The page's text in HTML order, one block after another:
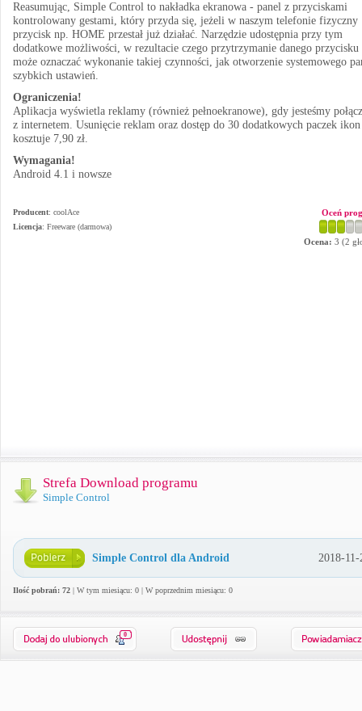
Reasumując, Simple Control to nakładka ekranowa - panel z przyciskami
kontrolowany gestami, który przyda się, jeżeli w naszym telefonie fizyczny
przycisk np. HOME przestał już działać. Narzędzie udostępnia przy tym
dodatkowe możliwości, w rezultacie czego przytrzymanie danego przycisku
może oznaczać wykonanie takiej czynności, jak otworzenie systemowego
szybkich ustawień.
Ograniczenia!
Aplikacja wyświetla reklamy (również pełnoekranowe), gdy jesteśmy
z internetem. Usunięcie reklam oraz dostęp do 30 dodatkowych paczek ikon
kosztuje 7,90 zł.
Wymagania!
Android 4.1 i nowsze
Producent: coolAce
Licencja: Freeware (darmowa)
Oceń
Ocena: 3 (2
Strefa Download programu
Simple Control
Simple Control dla Android 2018-11-
Ilość pobrań: 72 | W tym miesiącu: 0 | W poprzednim miesiącu: 0
0